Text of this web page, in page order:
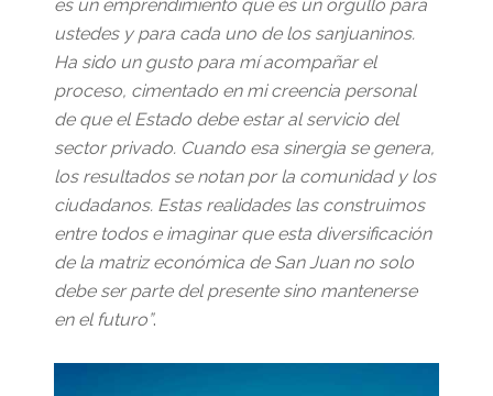
es un emprendimiento que es un orgullo para
ustedes y para cada uno de los sanjuaninos.
Ha sido un gusto para mí acompañar el
proceso, cimentado en mi creencia personal
de que el Estado debe estar al servicio del
sector privado. Cuando esa sinergia se genera,
los resultados se notan por la comunidad y los
ciudadanos. Estas realidades las construimos
entre todos e imaginar que esta diversificación
de la matriz económica de San Juan no solo
debe ser parte del presente sino mantenerse
en el futuro”.